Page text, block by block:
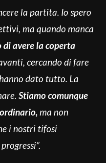
la partita. Io spero
ma quando manca
avere la coperta
cercando di fare
dato tutto. La
Stiamo comunque
ma non
i nostri tifosi